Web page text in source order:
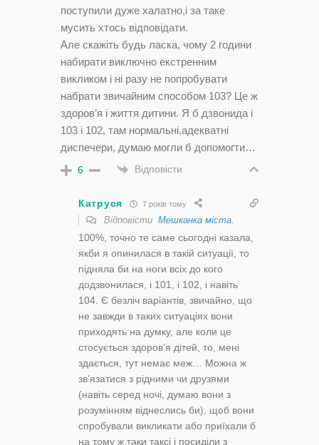
поступили дуже халатно,і за таке
мусить хтось відповідати.
Але скажіть будь ласка, чому 2 години
набирати виключно екстренним
викликом і ні разу не попробувати
набрати звичайним способом 103? Це ж
здоров’я і життя дитини. Я б дзвонида і
103 і 102, там нормальні,адекватні
диспечери, думаю могли б допомогти…
6 Відповісти
Катруся 7 років тому
Відповісти Мешканка міста.
100%, точно те саме сьогодні казала,
якби я опинилася в такій ситуації, то
підняла би на ноги всіх до кого
додзвонилася, і 101, і 102, і навіть
104. Є безліч варіантів, звичайно, що
не завжди в таких ситуаціях вони
приходять на думку, але коли це
стосується здоров’я дітей, то, мені
здається, тут немає меж… Можна ж
зв’язатися з рідними чи друзями
(навіть серед ночі, думаю вони з
розумінням віднеслись би), щоб вони
спробували викликати або приїхали б
на тому ж таки таксі і посиділи з